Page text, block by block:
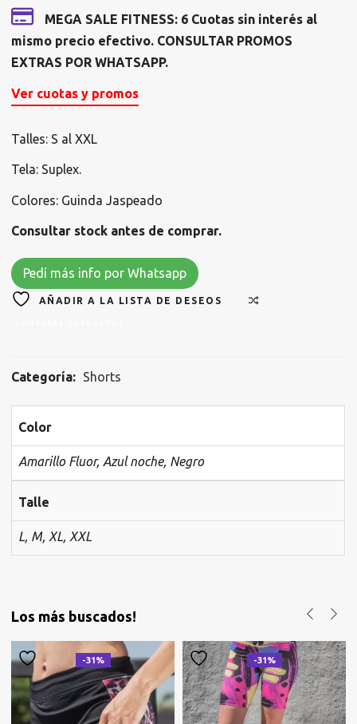
$34.800.MEGA SALE FITNESS: 6 Cuotas sin interés al
mismo precio efectivo. CONSULTAR PROMOS
EXTRAS POR WHATSAPP.
Ver cuotas y promos
Talles: S al XXL
Tela: Suplex.
Colores: Guinda Jaspeado
Consultar stock antes de comprar.
Pedí más info por Whatsapp
AÑADIR A LA LISTA DE DESEOS
Categoría: Shorts
Color
Amarillo Fluor, Azul noche, Negro
Talle
L, M, XL, XXL
Los más buscados!
-31% -31%